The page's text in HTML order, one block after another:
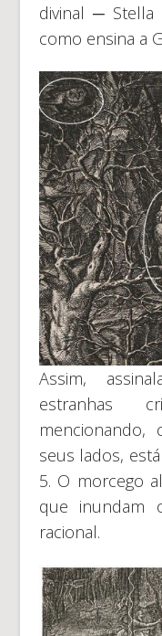
divinal ─ Stella
como ensina a
Assim,
estranhas
seus lados,
5. O morcego
que inundam
racional.